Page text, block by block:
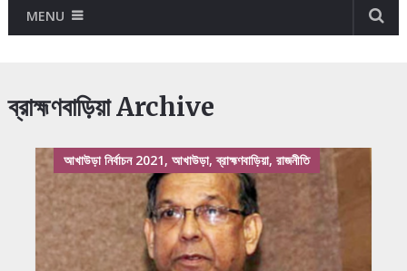
MENU
ব্রাহ্মণবাড়িয়া Archive
আখাউড়া নির্বাচন 2021, আখাউড়া, ব্রাহ্মণবাড়িয়া, রাজনীতি